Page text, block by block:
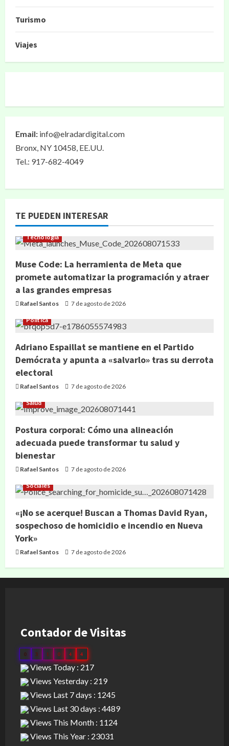
Turismo
Viajes
Email: info@elradardigital.com
Bronx, NY 10458, EE.UU.
Tel.: 917-682-4049
TE PUEDEN INTERESAR
Tecnología
Muse Code: La herramienta de Meta que
promete automatizar la programación y atraer
a las grandes empresas
Rafael Santos 7 de agosto de 2026
Política
Adriano Espaillat se mantiene en el Partido
Demócrata y apunta a «salvarlo» tras su derrota
electoral
Rafael Santos 7 de agosto de 2026
Salud
Postura corporal: Cómo una alineación
adecuada puede transformar tu salud y
bienestar
Rafael Santos 7 de agosto de 2026
Sociales
«¡No se acerque! Buscan a Thomas David Ryan,
sospechoso de homicidio e incendio en Nueva
York»
Rafael Santos 7 de agosto de 2026
Contador de Visitas
0 3 1 0 4 4
Views Today : 217
Views Yesterday : 219
Views Last 7 days : 1245
Views Last 30 days : 4489
Views This Month : 1124
Views This Year : 23031